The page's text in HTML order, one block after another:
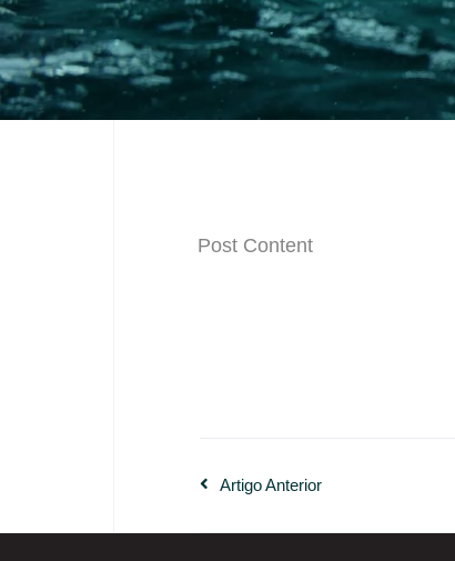
Post Content
Artigo Anterior